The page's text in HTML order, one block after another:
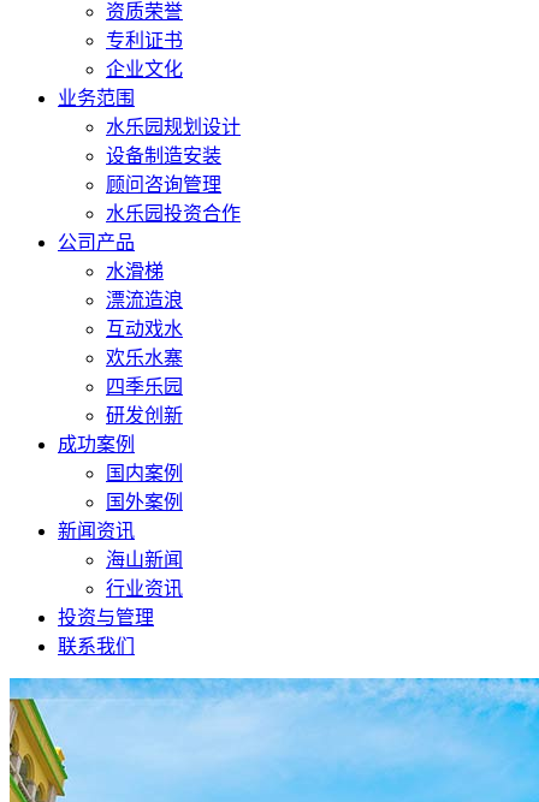
资质荣誉
专利证书
企业文化
业务范围
水乐园规划设计
设备制造安装
顾问咨询管理
水乐园投资合作
公司产品
水滑梯
漂流造浪
互动戏水
欢乐水寨
四季乐园
研发创新
成功案例
国内案例
国外案例
新闻资讯
海山新闻
行业资讯
投资与管理
联系我们